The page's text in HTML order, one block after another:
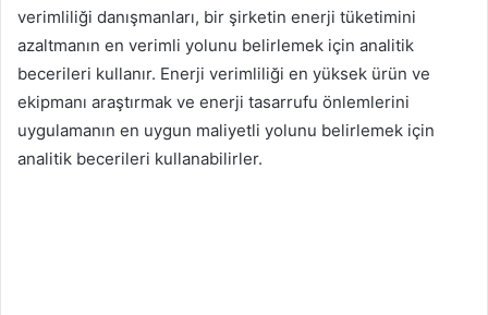
verimliliği danışmanları, bir şirketin enerji tüketimini
azaltmanın en verimli yolunu belirlemek için analitik
becerileri kullanır. Enerji verimliliği en yüksek ürün ve
ekipmanı araştırmak ve enerji tasarrufu önlemlerini
uygulamanın en uygun maliyetli yolunu belirlemek için
analitik becerileri kullanabilirler.